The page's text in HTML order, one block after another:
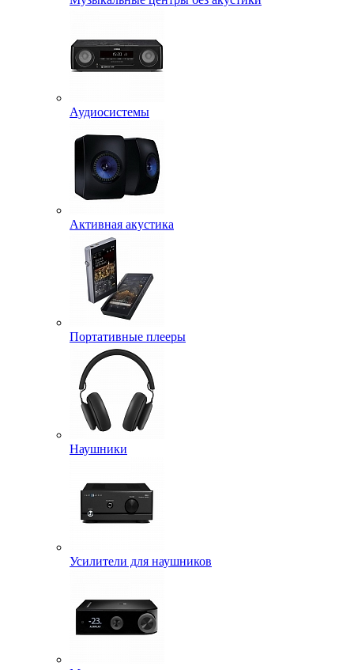
Аудиосистемы
Активная акустика
Портативные плееры
Наушники
Усилители для наушников